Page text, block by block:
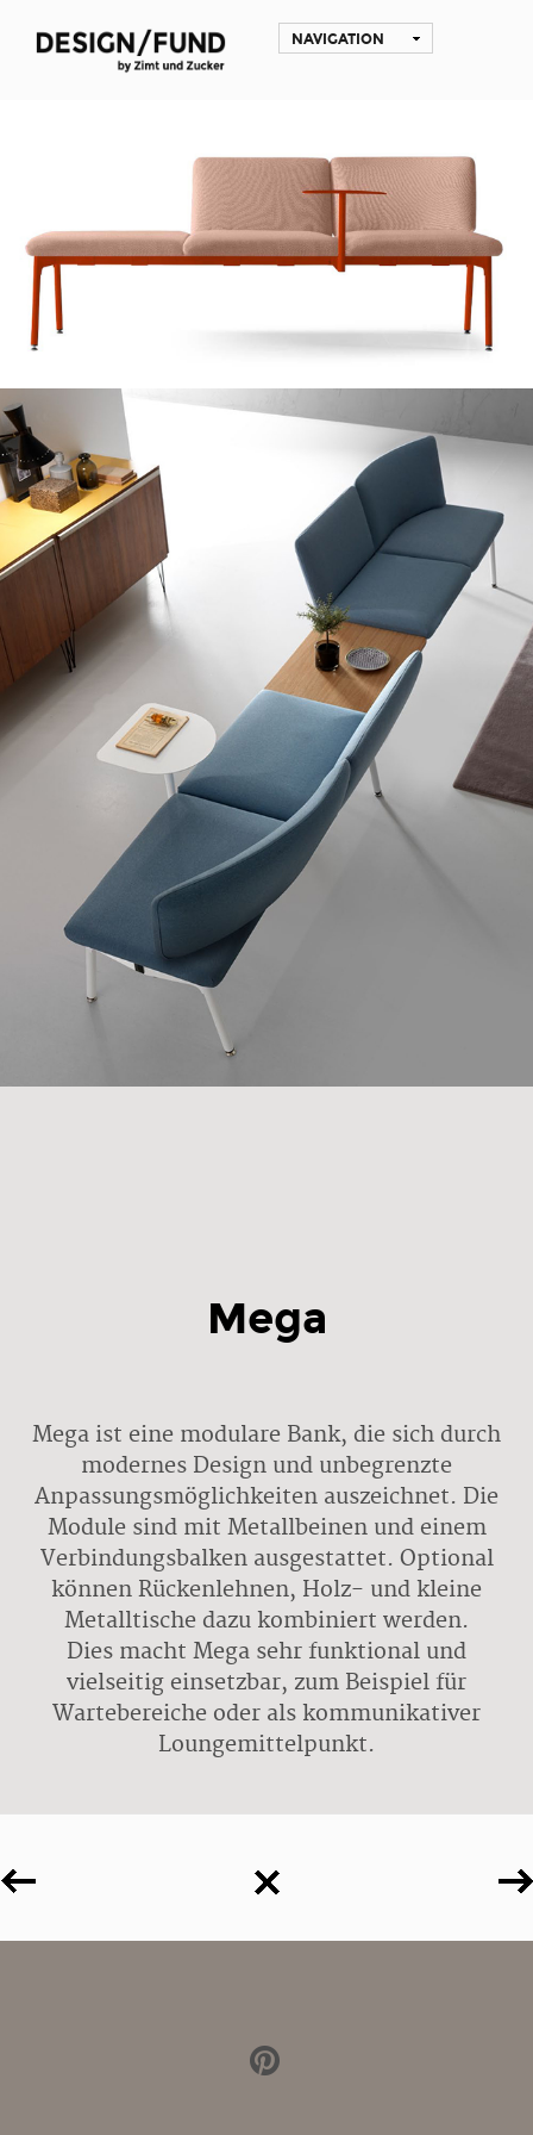
NAVIGATION
Mega
Mega ist eine modulare Bank, die sich durch
modernes Design und unbegrenzte
Anpassungsmöglichkeiten auszeichnet. Die
Module sind mit Metallbeinen und einem
Verbindungsbalken ausgestattet. Optional
können Rückenlehnen, Holz- und kleine
Metalltische dazu kombiniert werden.
Dies macht Mega sehr funktional und
vielseitig einsetzbar, zum Beispiel für
Wartebereiche oder als kommunikativer
Loungemittelpunkt.